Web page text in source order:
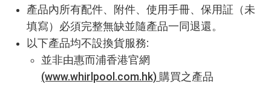
產品內所有配件、附件、使用手冊、保用証（未
填寫）必須完整無缺並隨產品一同退還。
以下產品均不設換貨服務:
並非由惠而浦香港官網
(www.whirlpool.com.hk) 購買之產品